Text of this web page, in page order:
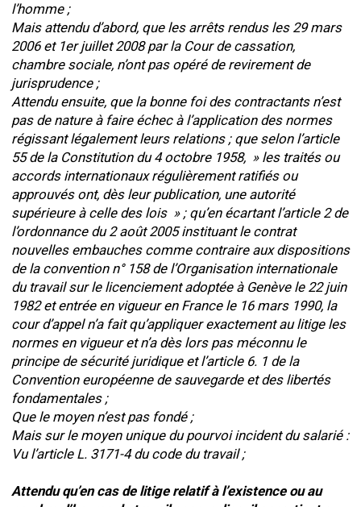
l’homme ;
Mais attendu d’abord, que les arrêts rendus les 29 mars
2006 et 1er juillet 2008 par la Cour de cassation,
chambre sociale, n’ont pas opéré de revirement de
jurisprudence ;
Attendu ensuite, que la bonne foi des contractants n’est
pas de nature à faire échec à l’application des normes
régissant légalement leurs relations ; que selon l’article
55 de la Constitution du 4 octobre 1958, » les traités ou
accords internationaux régulièrement ratifiés ou
approuvés ont, dès leur publication, une autorité
supérieure à celle des lois » ; qu’en écartant l’article 2 de
l’ordonnance du 2 août 2005 instituant le contrat
nouvelles embauches comme contraire aux dispositions
de la convention n° 158 de l’Organisation internationale
du travail sur le licenciement adoptée à Genève le 22 juin
1982 et entrée en vigueur en France le 16 mars 1990, la
cour d’appel n’a fait qu’appliquer exactement au litige les
normes en vigueur et n’a dès lors pas méconnu le
principe de sécurité juridique et l’article 6. 1 de la
Convention européenne de sauvegarde et des libertés
fondamentales ;
Que le moyen n’est pas fondé ;
Mais sur le moyen unique du pourvoi incident du salarié :
Vu l’article L. 3171-4 du code du travail ;
Attendu qu’en cas de litige relatif à l’existence ou au